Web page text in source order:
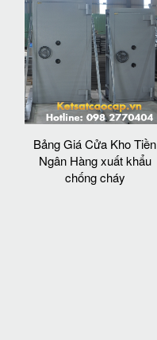
Bảng Giá Cửa Kho Tiền
Ngân Hàng xuất khẩu
chống cháy